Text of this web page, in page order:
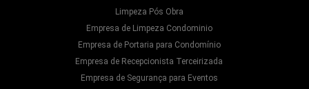
Limpeza Pós Obra
Empresa de Limpeza Condominio
Empresa de Portaria para Condomínio
Empresa de Recepcionista Terceirizada
Empresa de Segurança para Eventos